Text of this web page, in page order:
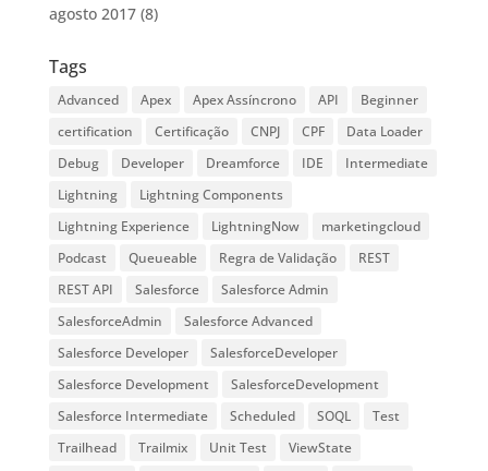
agosto 2017(8)
Tags
Advanced Apex Apex Assíncrono API
Beginner
certification
Certificação CNPJ CPF
Data Loader
Debug
Developer Dreamforce IDE
Intermediate
Lightning
Lightning Components
Lightning Experience
LightningNow
marketingcloud
Podcast
Queueable Regra de Validação
REST
REST API
Salesforce
Salesforce Admin
SalesforceAdmin
Salesforce Advanced
Salesforce Developer
SalesforceDeveloper
Salesforce Development
SalesforceDevelopment
Salesforce Intermediate
Scheduled SOQL
Test
Trailhead
Trailmix Unit Test
ViewState